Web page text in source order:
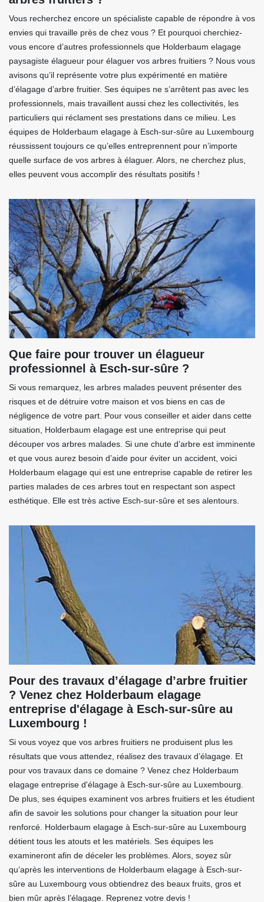
Vous recherchez encore un spécialiste capable de répondre à vos
envies qui travaille près de chez vous ? Et pourquoi cherchiez-
vous encore d’autres professionnels que Holderbaum elagage
paysagiste élagueur pour élaguer vos arbres fruitiers ? Nous vous
avisons qu’il représente votre plus expérimenté en matière
d’élagage d’arbre fruitier. Ses équipes ne s’arrêtent pas avec les
professionnels, mais travaillent aussi chez les collectivités, les
particuliers qui réclament ses prestations dans ce milieu. Les
équipes de Holderbaum elagage à Esch-sur-sûre au Luxembourg
réussissent toujours ce qu’elles entreprennent pour n’importe
quelle surface de vos arbres à élaguer. Alors, ne cherchez plus,
elles peuvent vous accomplir des résultats positifs !
Que faire pour trouver un élagueur
professionnel à Esch-sur-sûre ?
Si vous remarquez, les arbres malades peuvent présenter des
risques et de détruire votre maison et vos biens en cas de
négligence de votre part. Pour vous conseiller et aider dans cette
situation, Holderbaum elagage est une entreprise qui peut
découper vos arbres malades. Si une chute d’arbre est imminente
et que vous aurez besoin d’aide pour éviter un accident, voici
Holderbaum elagage qui est une entreprise capable de retirer les
parties malades de ces arbres tout en respectant son aspect
esthétique. Elle est très active Esch-sur-sûre et ses alentours.
Pour des travaux d’élagage d’arbre fruitier
? Venez chez Holderbaum elagage
entreprise d'élagage à Esch-sur-sûre au
Luxembourg !
Si vous voyez que vos arbres fruitiers ne produisent plus les
résultats que vous attendez, réalisez des travaux d’élagage. Et
pour vos travaux dans ce domaine ? Venez chez Holderbaum
elagage entreprise d'élagage à Esch-sur-sûre au Luxembourg.
De plus, ses équipes examinent vos arbres fruitiers et les étudient
afin de savoir les solutions pour changer la situation pour leur
renforcé. Holderbaum elagage à Esch-sur-sûre au Luxembourg
détient tous les atouts et les matériels. Ses équipes les
examineront afin de déceler les problèmes. Alors, soyez sûr
qu’après les interventions de Holderbaum elagage à Esch-sur-
sûre au Luxembourg vous obtiendrez des beaux fruits, gros et
bien mûr après l’élagage. Reprenez votre devis !